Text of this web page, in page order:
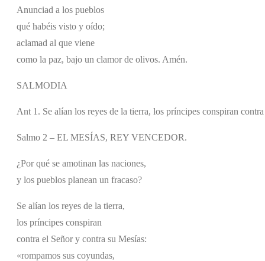
Anunciad a los pueblos
qué habéis visto y oído;
aclamad al que viene
como la paz, bajo un clamor de olivos. Amén.
SALMODIA
Ant 1. Se alían los reyes de la tierra, los príncipes conspiran
Salmo 2 – EL MESÍAS, REY VENCEDOR.
¿Por qué se amotinan las naciones,
y los pueblos planean un fracaso?
Se alían los reyes de la tierra,
los príncipes conspiran
contra el Señor y contra su Mesías:
«rompamos sus coyundas,